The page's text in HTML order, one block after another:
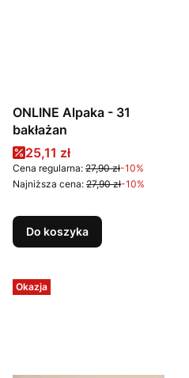
ONLINE Alpaka - 31
bakłażan
Cena promocyjna
25,11 zł
Cena regularna: 27,90 zł-10%
Najniższa cena: 27,90 zł-10%
Do koszyka
Okazja